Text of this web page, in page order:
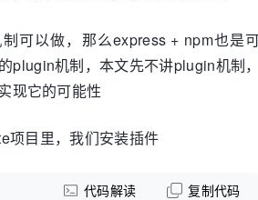
可以做，那么express + npm也是
plugin机制，本文先不讲plugin机制
现它的可能性
项目里，我们安装插件
代码解读 复制代码